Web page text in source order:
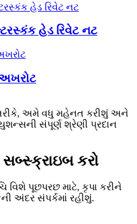
હેડ રિવેટ નટ
તરીકે, અમે વધુ મહેનત કરીશું અને
સંપૂર્ણ શ્રેણી પ્રદાન
કરો
વિશે પૂછપરછ માટે, કૃપા કરીને
અંદર સંપર્કમાં રહીશું.